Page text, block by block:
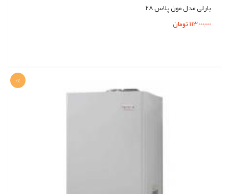
بارلی مدل مون پلاس 28
113,000,000 تومان
0%